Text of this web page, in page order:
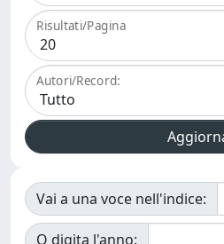
Risultati/Pagina
Autori/Record:
Vai a una voce nell'indice:
O digita l'anno: